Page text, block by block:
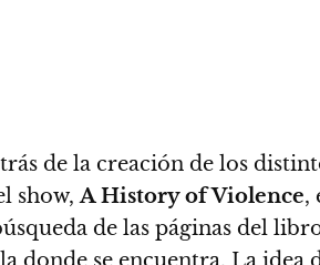
de la creación de los
show,A History of Violence,
de las páginas del